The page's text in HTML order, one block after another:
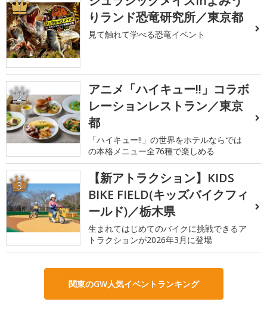
1
りランド恐竜研究所／東京都
見て触れて学べる恐竜イベント
2
アニメ「ハイキュー!!」コラボ
レーションレストラン／東京
都
「ハイキュー!!」の世界をホテルならでは
の本格メニュー全76種で楽しめる
3
【新アトラクション】KIDS
BIKE FIELD(キッズバイクフィ
ールド)／栃木県
生まれてはじめてのバイクに挑戦できるア
トラクションが2026年3月に登場
関東のGW人気イベントランキング